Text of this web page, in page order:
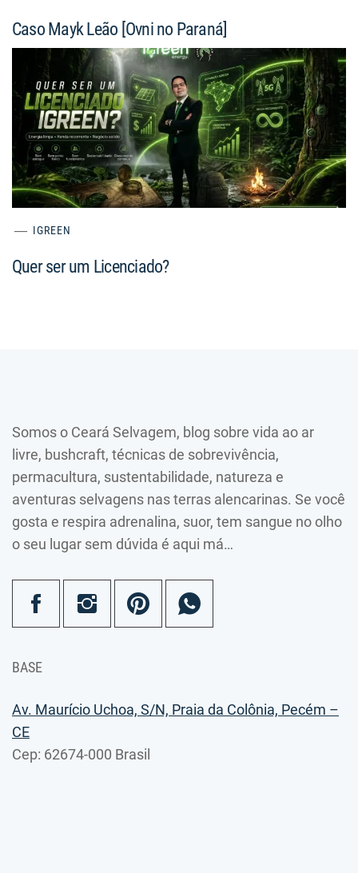
Caso Mayk Leão [Ovni no Paraná]
IGREEN
Quer ser um Licenciado?
Somos o Ceará Selvagem, blog sobre vida ao ar
livre, bushcraft, técnicas de sobrevivência,
permacultura, sustentabilidade, natureza e
aventuras selvagens nas terras alencarinas. Se você
gosta e respira adrenalina, suor, tem sangue no olho
o seu lugar sem dúvida é aqui má…
BASE
Av. Maurício Uchoa, S/N, Praia da Colônia, Pecém –
CE
Cep: 62674-000 Brasil